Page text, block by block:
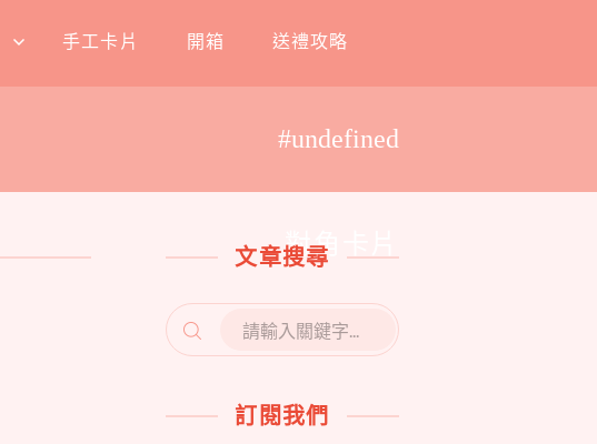
手工卡片 開箱 送禮攻略
#undefined
對角卡片
文章搜尋
SEARCH
FOR:
訂閱我們